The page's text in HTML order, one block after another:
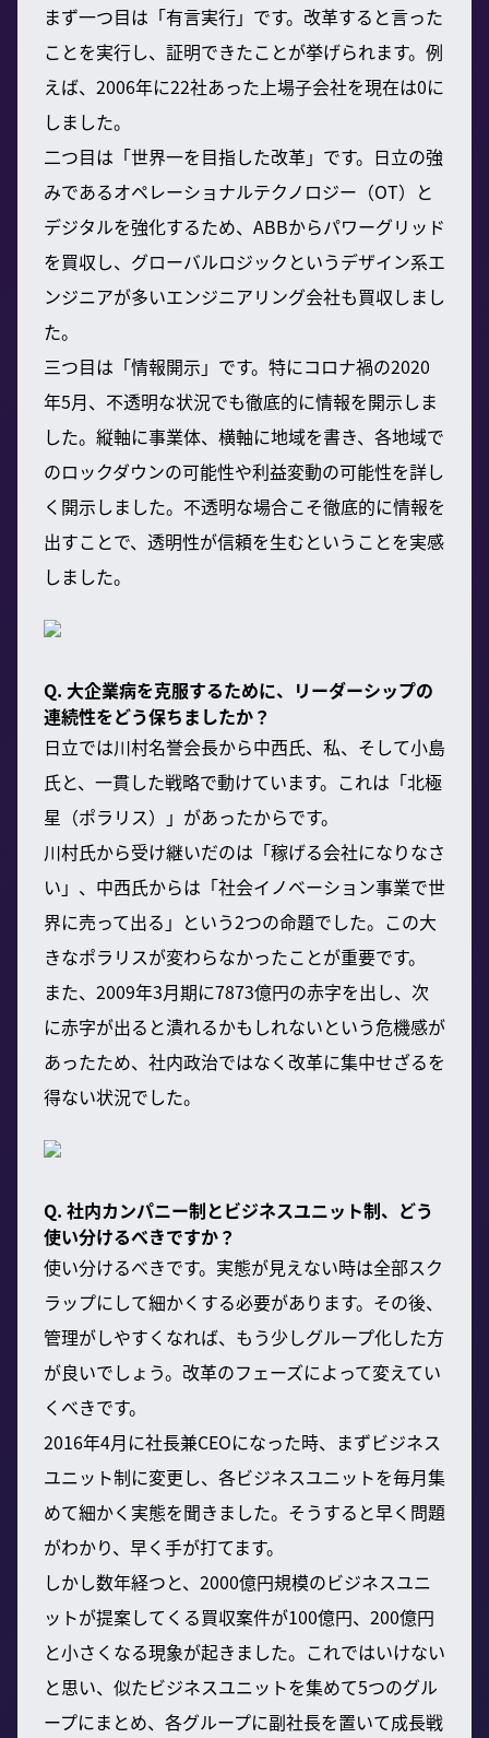
まず一つ目は「有言実行」です。改革すると言った
ことを実行し、証明できたことが挙げられます。例
えば、2006年に22社あった上場子会社を現在は0に
しました。
二つ目は「世界一を目指した改革」です。日立の強
みであるオペレーショナルテクノロジー（OT）と
デジタルを強化するため、ABBからパワーグリッド
を買収し、グローバルロジックというデザイン系エ
ンジニアが多いエンジニアリング会社も買収しまし
た。
三つ目は「情報開示」です。特にコロナ禍の2020
年5月、不透明な状況でも徹底的に情報を開示しま
した。縦軸に事業体、横軸に地域を書き、各地域で
のロックダウンの可能性や利益変動の可能性を詳し
く開示しました。不透明な場合こそ徹底的に情報を
出すことで、透明性が信頼を生むということを実感
しました。
Q. 大企業病を克服するために、リーダーシップの
連続性をどう保ちましたか？
日立では川村名誉会長から中西氏、私、そして小島
氏と、一貫した戦略で動けています。これは「北極
星（ポラリス）」があったからです。
川村氏から受け継いだのは「稼げる会社になりなさ
い」、中西氏からは「社会イノベーション事業で世
界に売って出る」という2つの命題でした。この大
きなポラリスが変わらなかったことが重要です。
また、2009年3月期に7873億円の赤字を出し、次
に赤字が出ると潰れるかもしれないという危機感が
あったため、社内政治ではなく改革に集中せざるを
得ない状況でした。
Q. 社内カンパニー制とビジネスユニット制、どう
使い分けるべきですか？
使い分けるべきです。実態が見えない時は全部スク
ラップにして細かくする必要があります。その後、
管理がしやすくなれば、もう少しグループ化した方
が良いでしょう。改革のフェーズによって変えてい
くべきです。
2016年4月に社長兼CEOになった時、まずビジネス
ユニット制に変更し、各ビジネスユニットを毎月集
めて細かく実態を聞きました。そうすると早く問題
がわかり、早く手が打てます。
しかし数年経つと、2000億円規模のビジネスユニ
ットが提案してくる買収案件が100億円、200億円
と小さくなる現象が起きました。これではいけない
と思い、似たビジネスユニットを集めて5つのグル
ープにまとめ、各グループに副社長を置いて成長戦